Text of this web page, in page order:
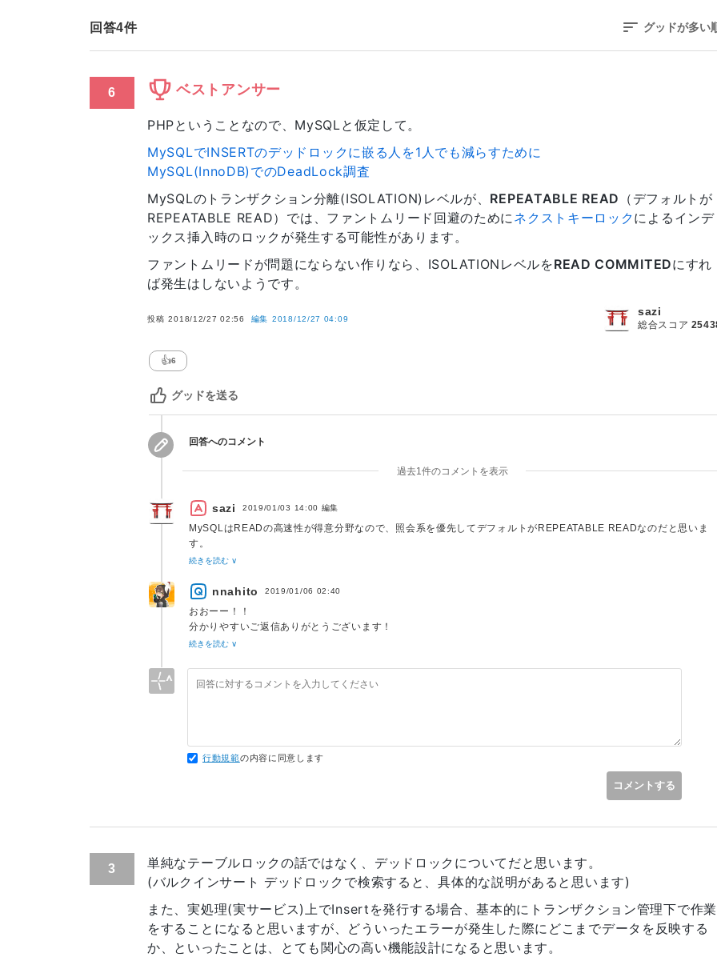
回答4件 グッドが多い
6 ベストアンサー
PHPということなので、MySQLと仮定して。
MySQLでINSERTのデッドロックに嵌る人を1人でも減らすために
MySQL(InnoDB)でのDeadLock調査
MySQLのトランザクション分離(ISOLATION)レベルが、 REPEATABLE READ （デフォルトが
REPEATABLE READ）では、ファントムリード回避のために ネクストキーロックによるインデ
ックス挿入時のロックが発生する可能性があります。
ファントムリードが問題にならない作りなら、ISOLATIONレベルをREAD COMMITEDにすれ
ば発生はしないようです。
投稿 2018/12/27 02:56 編集 2018/12/27 04:09
sazi
総合スコア
👍6
グッドを送る
回答へのコメント
過去1件のコメントを表示
sazi 2019/01/03 14:00 編集
MySQLはREADの高速性が得意分野なので、照会系を優先してデフォルトがREPEATABLE READなのだと思いま
す。
REPEATABLE READならバルクインサートは使わないほうが良いと言っても、例えば、更新は夜間に纏めて行っ
ンラインで更新がそこそこあるなら、競合は発生するので使わない方が良いという事になります。
使わない方が良いというものでは無いと思いますよ。
続きを読む ∨
nnahito 2019/01/06 02:40
おおーー！！
分かりやすいご返信ありがとうございます！
とても勉強になりました！
ありがとうございます！！
続きを読む ∨
行動規範の内容に同意します
コメントする
3
単純なテーブルロックの話ではなく、デッドロックについてだと思います。
(バルクインサート デッドロックで検索すると、具体的な説明があると思います)
また、実処理(実サービス)上でInsertを発行する場合、基本的にトランザクション管理下で作業
をすることになると思いますが、どういったエラーが発生した際にどこまでデータを反映する
か、といったことは、とても関心の高い機能設計になると思います。